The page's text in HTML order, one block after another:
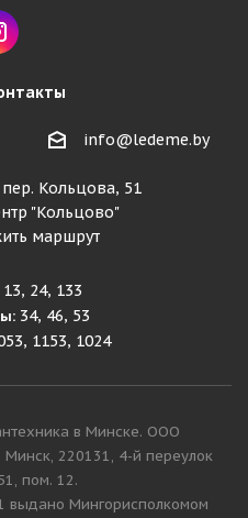
info@ledeme.by
Кольцова, 51
"Кольцово"
маршрут
24, 133
34, 46, 53
1153, 1024
в Минске. ООО
Минск, 220131, 4-й переулок
пом. 12.
выдано Мингорисполкомом